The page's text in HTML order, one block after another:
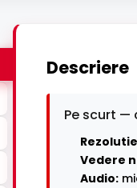
Descriere
Pe scurt —
Vedere
Audio: